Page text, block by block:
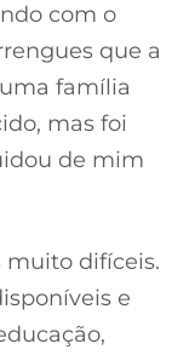
com o
que a
família
mas foi
de mim
muito difíceis.
e